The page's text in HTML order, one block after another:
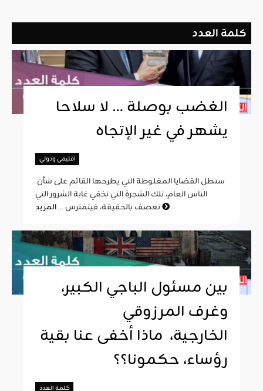
كلمة العدد
الغضب بوصلة … لا سلاحا
يشهر في غير الإتجاه
اقليمي ودولي
الناس العام، تلك الشجرة التي تخفي غابة الشرور التي
تعصف بالحقيقة، فيتمترس ...
بين مسئول الباجي الكبير،
وغرف المرزوقي
الخارجية، ماذا أخفى عنا بقية
رؤساء، حكمونا؟؟
كلمة العدد